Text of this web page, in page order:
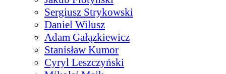
Sergiusz Strykowski
Daniel Wilusz
Adam Gałązkiewicz
Stanisław Kumor
Cyryl Leszczyński